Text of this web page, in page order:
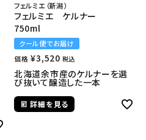
フェルミエ（新潟）
フェルミエ ケルナー
750ml
クール便でお届け
価格 ¥3,520 税込
北海道余市産のケルナーを選
び抜いて醸造した一本
詳細を見る